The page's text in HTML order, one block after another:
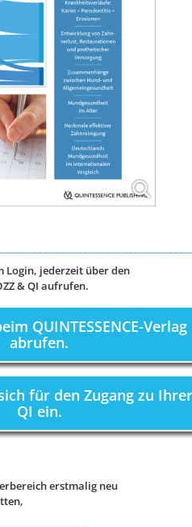
Login, jederzeit über den
& QI aufrufen.
QUINTESSENCE-Verlag
abrufen.
für den Zugang zu Ihrer
QI ein.
erstmalig neu